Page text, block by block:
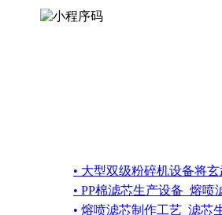
• 大型双级粉碎机设备将
• PP棉滤芯生产设备_熔
• 熔喷滤芯制作工艺_滤芯